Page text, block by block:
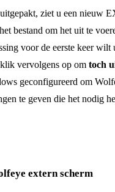
ziet u een nieuw
bestand om het uit te
voor de eerste keer
vervolgens op om toch
geconfigureerd om
te geven die het nodig
extern scherm